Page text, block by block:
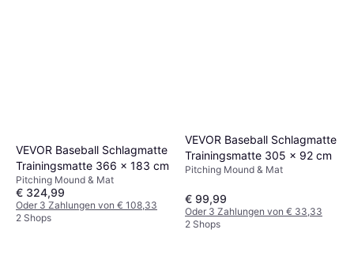
VEVOR Baseball Schlagmatte
Trainingsmatte 366 x 183 cm
Pitching Mound & Mat
€ 324,99
Oder 3 Zahlungen von € 108,33
2 Shops
VEVOR Baseball Schlagmatte
Trainingsmatte 305 x 92 cm
Pitching Mound & Mat
€ 99,99
Oder 3 Zahlungen von € 33,33
2 Shops